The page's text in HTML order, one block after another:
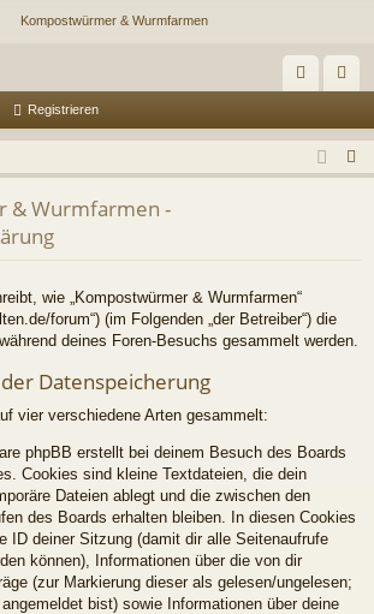
m
el
ist
rie
Registrieren
u
& Wurmfarmen -
wie „Kompostwürmer & Wurmfarmen“
forum“) (im Folgenden „der Betreiber“) die
deines Foren-Besuchs gesammelt werden.
Datenspeicherung
vier verschiedene Arten gesammelt:
phpBB erstellt bei deinem Besuch des Boards
Cookies sind kleine Textdateien, die dein
Dateien ablegt und die zwischen den
des Boards erhalten bleiben. In diesen Cookies
ID deiner Sitzung (damit dir alle Seitenaufrufe
können), Informationen über die von dir
(zur Markierung dieser als gelesen/ungelesen;
bist) sowie Informationen über deine